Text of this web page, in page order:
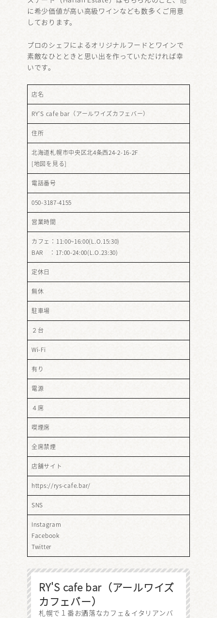
に希少価値が高い高級ワインなども数多くご用意
しております。
プロのシェフによるオリジナルフードとワインで
素敵なひとときと思い出を作っていただければ幸
いです。
店名
RY’S cafe bar（アールワイズカフェバー）
住所
北海道札幌市中央区北4条西24-2-16-2F
[地図を見る]
電話番号
050-3187-4155
営業時間
カフェ：11:00~16:00(L.O.15:30)
BAR ：17:00-24:00(L.O.23:30)
定休日
無休
駐車場
２台
Wi-Fi
有り
電源
４席
喫煙席
全席禁煙
店舗サイト
https://rys-cafe.bar/
SNS
Instagram
Facebook
Twitter
RY'S cafe bar（アールワイズ
カフェバー）
札幌で１番お洒落なカフェ＆イタリアンバ